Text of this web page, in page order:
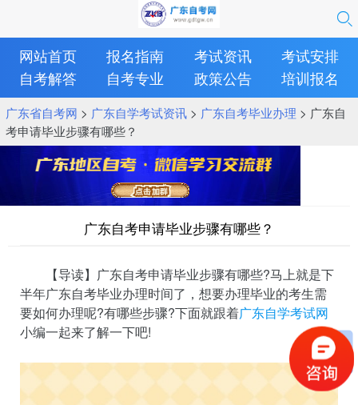
网站首页 报名指南 考试资讯
考试安排
自考解答
自考专业 政策公告 培训报名
广东省自考网 > 广东自学考试资讯> 广东自考毕业办理 > 广东自
考申请毕业步骤有哪些？
广东自考申请毕业步骤有哪些？
【导读】广东自考申请毕业步骤有哪些?马上就是下
半年广东自考毕业办理时间了，想要办理毕业的考生需
要如何办理呢?有哪些步骤?下面就跟着广东自学考试网
小编一起来了解一下吧!